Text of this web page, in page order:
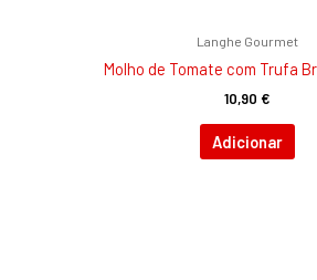
Langhe Gourmet
Molho de Tomate com Trufa
10,90 €
Adicionar